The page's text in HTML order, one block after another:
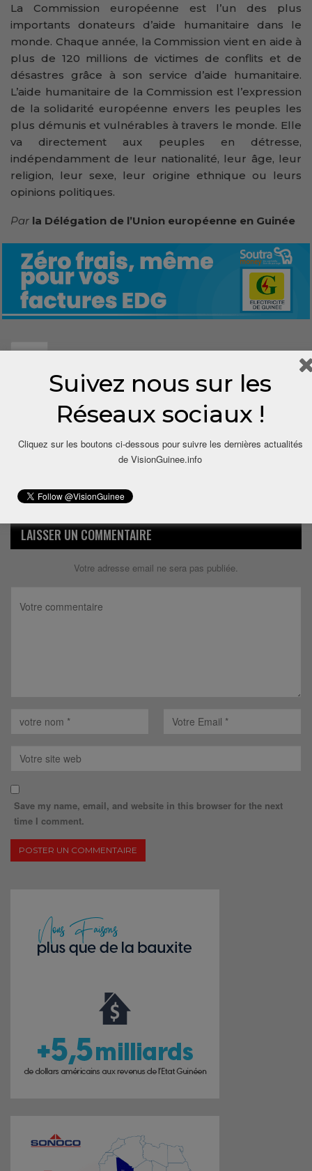
La Commission européenne est l’un des plus
importants donateurs d’aide humanitaire dans le
monde. Chaque année, la Commission vient en aide à
plus de 120 millions de victimes de conflits et de
désastres grâce à son service d’aide humanitaire.
L’aide humanitaire de la Commission est l’expression
de la solidarité européenne envers les peuples les
plus démunis et vulnérables à travers le monde. Elle
va directement aux peuples en détresse,
indépendamment de leur nationalité, leur âge, leur
religion, leur sexe, leur origine ethnique ou leurs
opinions politiques.
Par la Délégation de l’Union européenne en Guinée
Share
LAISSER UN COMMENTAIRE
Votre adresse email ne sera pas publiée.
Save my name, email, and website in this browser for the next
time I comment.
Suivez nous sur les
Réseaux sociaux !
Cliquez sur les boutons ci-dessous pour suivre les dernières actualités
de VisionGuinee.info